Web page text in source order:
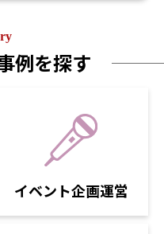
例を探す
イベント企画運営